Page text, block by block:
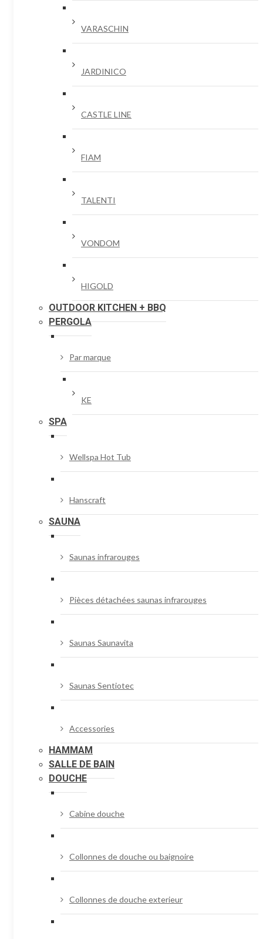
VARASCHIN
JARDINICO
CASTLE LINE
FIAM
TALENTI
VONDOM
HIGOLD
OUTDOOR KITCHEN + BBQ
PERGOLA
Par marque
KE
SPA
Wellspa Hot Tub
Hanscraft
SAUNA
Saunas infrarouges
Pièces détachées saunas infrarouges
Saunas Saunavita
Saunas Sentiotec
Accessories
HAMMAM
SALLE DE BAIN
DOUCHE
Cabine douche
Collonnes de douche ou baignoire
Collonnes de douche exterieur